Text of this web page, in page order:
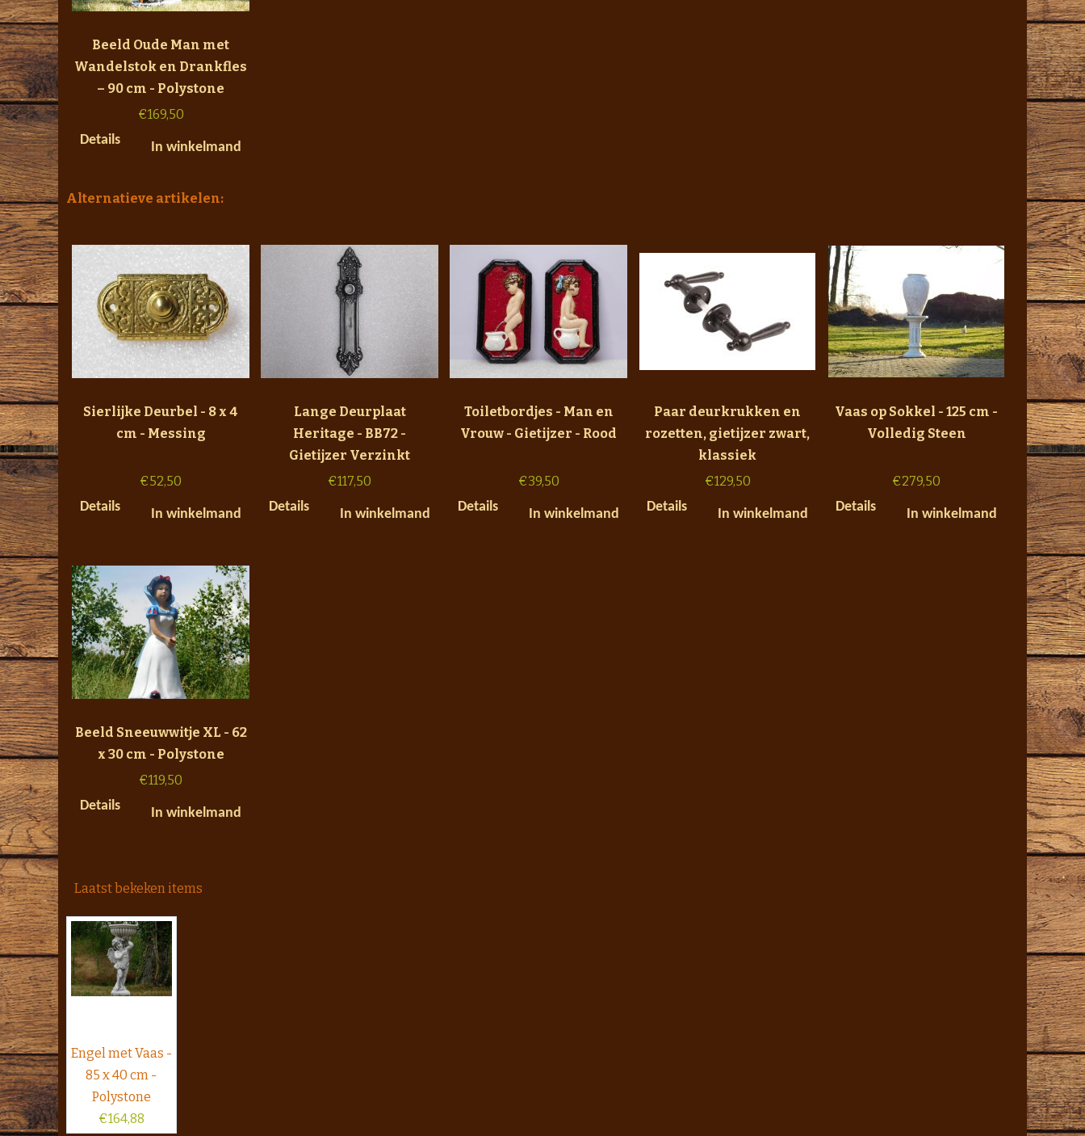
Beeld Oude Man met
Wandelstok en Drankfles
– 90 cm - Polystone
€169,50
Details
In winkelmand
Alternatieve artikelen:
Sierlijke Deurbel - 8 x 4
cm - Messing
€52,50
Details
In winkelmand
Lange Deurplaat
Heritage - BB72 -
Gietijzer Verzinkt
€117,50
Details
In winkelmand
Toiletbordjes - Man en
Vrouw - Gietijzer - Rood
€39,50
Details
In winkelmand
Paar deurkrukken en
rozetten, gietijzer zwart,
klassiek
€129,50
Details
In winkelmand
Vaas op Sokkel - 125 cm -
Volledig Steen
€279,50
Details
In winkelmand
Beeld Sneeuwwitje XL - 62
x 30 cm - Polystone
€119,50
Details
In winkelmand
Laatst bekeken items
Engel met Vaas -
85 x 40 cm -
Polystone
€164,88